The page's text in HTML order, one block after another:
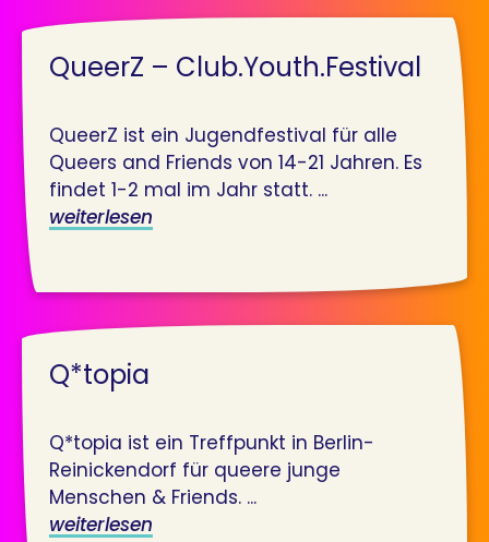
QueerZ – Club.Youth.Festival
QueerZ ist ein Jugendfestival für alle
Queers and Friends von 14-21 Jahren. Es
findet 1-2 mal im Jahr statt. ...
weiterlesen
Q*topia
Q*topia ist ein Treffpunkt in Berlin-
Reinickendorf für queere junge
Menschen & Friends. ...
weiterlesen